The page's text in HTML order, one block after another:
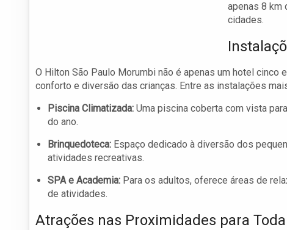
apenas 8 km
cidades.
O Hilton São Paulo Morumbi não é apenas um hotel
conforto e diversão das crianças. Entre as instalações
Piscina Climatizada: Uma piscina coberta com vista
do ano.
Brinquedoteca: Espaço dedicado à diversão dos
atividades recreativas.
SPA e Academia: Para os adultos, oferece áreas de
de atividades.
Atrações nas Proximidades para